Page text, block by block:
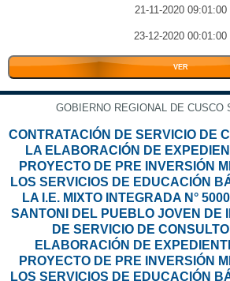
21-11-2020 09:01:00
23-12-2020 00:01:00
VER
GOBIERNO REGIONAL DE CUSCO
CONTRATACIÓN DE SERVICIO DE
LA ELABORACIÓN DE
PROYECTO DE PRE INVERSIÓN
LOS SERVICIOS DE EDUCACIÓN
LA I.E. MIXTO INTEGRADA N°
SANTONI DEL PUEBLO JOVEN DE
DE SERVICIO DE
ELABORACIÓN DE
PROYECTO DE PRE INVERSIÓN
LOS SERVICIOS DE EDUCACIÓN